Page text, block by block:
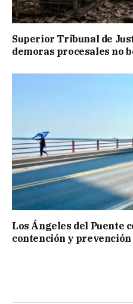
Superior Tribunal de
demoras procesales no
Los Ángeles del Puente
contención y prevención